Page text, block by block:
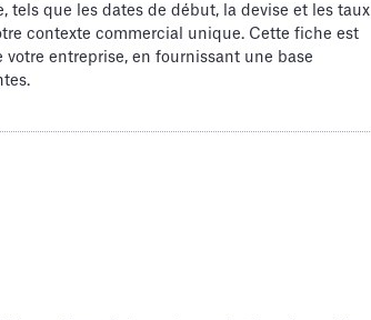
que les dates de début, la devise et les taux
contexte commercial unique. Cette fiche est
entreprise, en fournissant une base